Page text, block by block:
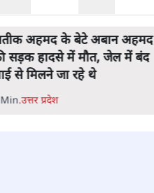
अहमद के बेटे अबान अहमद
सड़क हादसे में मौत, जेल में बंद
से मिलने जा रहे थे
.उत्तर प्रदेश